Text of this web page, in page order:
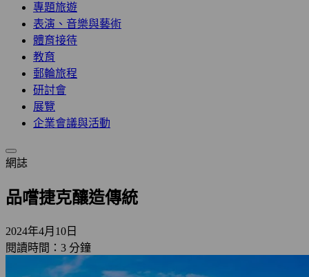
專題旅遊
表演、音樂與藝術
體育接待
教育
郵輪旅程
研討會
展覽
企業會議與活動
網誌
品嚐捷克釀造傳統
2024年4月10日
閱讀時間：3 分鐘